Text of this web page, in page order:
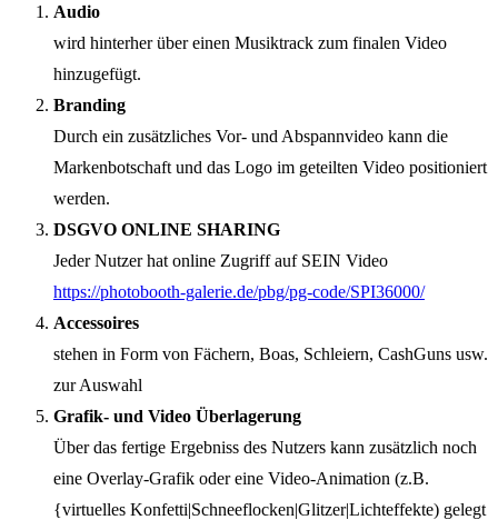
Audio
wird hinterher über einen Musiktrack zum finalen Video
hinzugefügt.
Branding
Durch ein zusätzliches Vor- und Abspannvideo kann die
Markenbotschaft und das Logo im geteilten Video positioniert
werden.
DSGVO ONLINE SHARING
Jeder Nutzer hat online Zugriff auf SEIN Video
https://photobooth-galerie.de/pbg/pg-code/SPI36000/
Accessoires
stehen in Form von Fächern, Boas, Schleiern, CashGuns usw.
zur Auswahl
Grafik- und Video Überlagerung
Über das fertige Ergebniss des Nutzers kann zusätzlich noch
eine Overlay-Grafik oder eine Video-Animation (z.B.
{virtuelles Konfetti|Schneeflocken|Glitzer|Lichteffekte) gelegt